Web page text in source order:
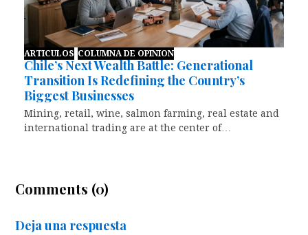
ARTICULOS COLUMNA DE OPINION
Chile’s Next Wealth Battle: Generational
Transition Is Redefining the Country’s
Biggest Businesses
Mining, retail, wine, salmon farming, real estate and
international trading are at the center of…
Comments (0)
Deja una respuesta